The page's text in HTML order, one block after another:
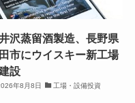
沢蒸留酒製造、長野県
田市にウイスキー新工場
設
年8月8日 工場・設備投資